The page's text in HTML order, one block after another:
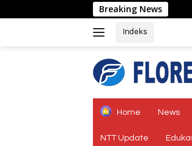
ke
Breaking News
Indeks
Home News
NTT Update